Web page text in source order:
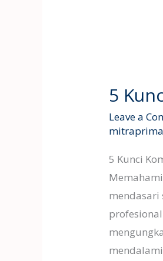
5
Leave a
5 Kunci
mendasari
yang
Efektif